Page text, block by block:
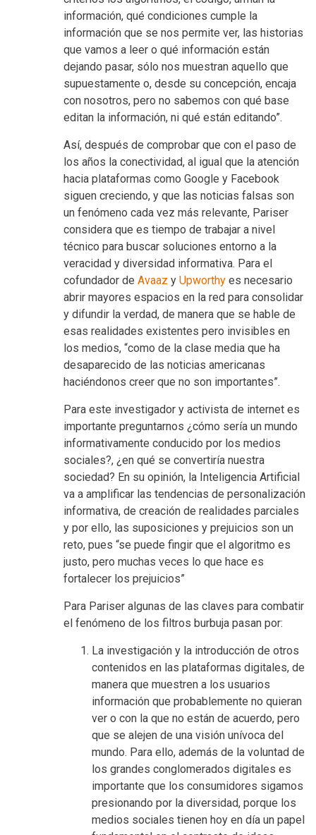
información, qué condiciones cumple la
información que se nos permite ver, las historias
que vamos a leer o qué información están
dejando pasar, sólo nos muestran aquello que
supuestamente o, desde su concepción, encaja
con nosotros, pero no sabemos con qué base
editan la información, ni qué están editando”.
Así, después de comprobar que con el paso de
los años la conectividad, al igual que la atención
hacia plataformas como Google y Facebook
siguen creciendo, y que las noticias falsas son
un fenómeno cada vez más relevante, Pariser
considera que es tiempo de trabajar a nivel
técnico para buscar soluciones entorno a la
veracidad y diversidad informativa. Para el
cofundador de Avaaz y Upworthy es necesario
abrir mayores espacios en la red para consolidar
y difundir la verdad, de manera que se hable de
esas realidades existentes pero invisibles en
los medios, “como de la clase media que ha
desaparecido de las noticias americanas
haciéndonos creer que no son importantes”.
Para este investigador y activista de internet es
importante preguntarnos ¿cómo sería un mundo
informativamente conducido por los medios
sociales?, ¿en qué se convertiría nuestra
sociedad? En su opinión, la Inteligencia Artificial
va a amplificar las tendencias de personalización
informativa, de creación de realidades parciales
y por ello, las suposiciones y prejuicios son un
reto, pues “se puede fingir que el algoritmo es
justo, pero muchas veces lo que hace es
fortalecer los prejuicios”
Para Pariser algunas de las claves para combatir
el fenómeno de los filtros burbuja pasan por:
La investigación y la introducción de otros
contenidos en las plataformas digitales, de
manera que muestren a los usuarios
información que probablemente no quieran
ver o con la que no están de acuerdo, pero
que se alejen de una visión unívoca del
mundo. Para ello, además de la voluntad de
los grandes conglomerados digitales es
importante que los consumidores sigamos
presionando por la diversidad, porque los
medios sociales tienen hoy en día un papel